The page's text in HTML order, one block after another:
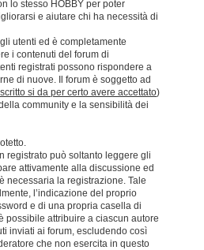
lo stesso HOBBY per poter
e aiutare chi ha necessità di
utenti ed è completamente
i contenuti del forum di
registrati possono rispondere a
di nuove. Il forum è soggetto ad
si da per certo avere accettato)
community e la sensibilità dei
registrato può soltanto leggere gli
attivamente alla discussione ed
necessaria la registrazione. Tale
l’indicazione del proprio
e di una propria casella di
possibile attribuire a ciascun autore
inviati ai forum, escludendo così
che non esercita in questo